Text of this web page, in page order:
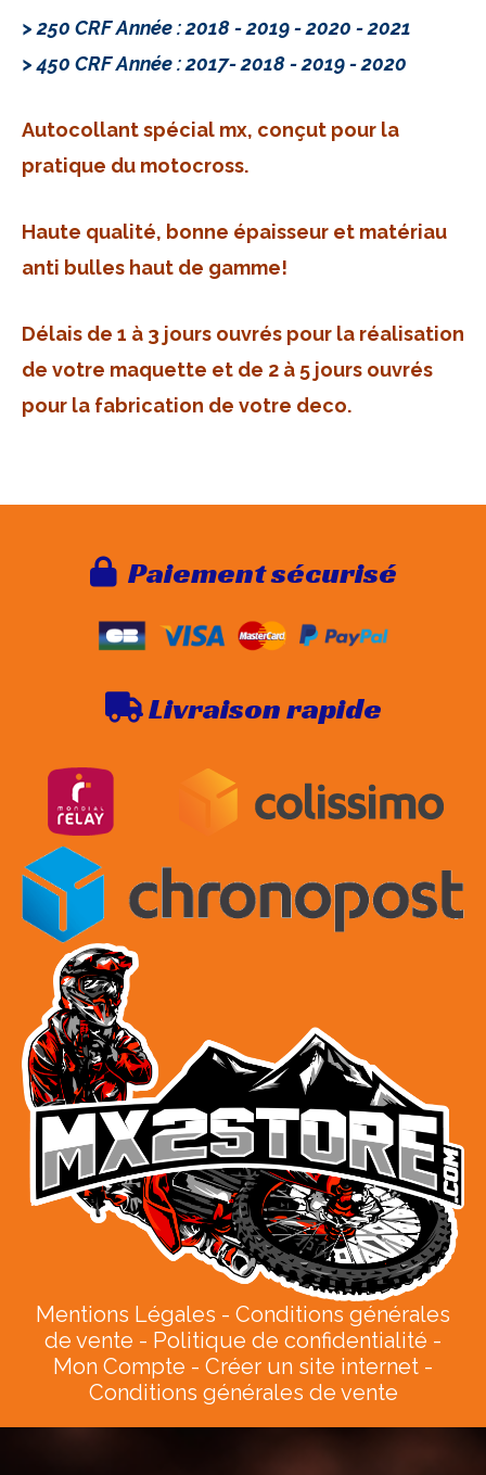
> 250 CRF Année : 2018 - 2019 - 2020 - 2021
> 450 CRF Année : 2017- 2018 - 2019 - 2020
Autocollant spécial mx, conçut pour la
pratique du motocross.
Haute qualité, bonne épaisseur et matériau
anti bulles haut de gamme!
Délais de 1 à 3 jours ouvrés pour la réalisation
de votre maquette et de 2 à 5 jours ouvrés
pour la fabrication de votre deco.
Paiement sécurisé
Livraison rapide
Mentions Légales
Conditions générales
de vente
Politique de confidentialité
Mon Compte
Créer un site internet
Conditions générales de vente